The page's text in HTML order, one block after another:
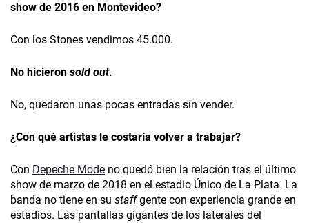
show de 2016 en Montevideo?
Con los Stones vendimos 45.000.
No hicieron sold out.
No, quedaron unas pocas entradas sin vender.
¿Con qué artistas le costaría volver a trabajar?
Con Depeche Mode no quedó bien la relación tras el último
show de marzo de 2018 en el estadio Único de La Plata. La
banda no tiene en su staffgente con experiencia grande en
estadios. Las pantallas gigantes de los laterales del